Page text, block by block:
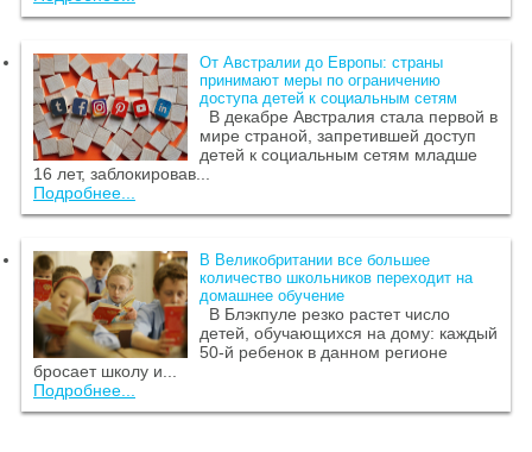
От Австралии до Европы: страны
принимают меры по ограничению
доступа детей к социальным сетям
В декабре Австралия стала первой в
мире страной, запретившей доступ
детей к социальным сетям младше
16 лет, заблокировав...
Подробнее...
В Великобритании все большее
количество школьников переходит на
домашнее обучение
В Блэкпуле резко растет число
детей, обучающихся на дому: каждый
50-й ребенок в данном регионе
бросает школу и...
Подробнее...